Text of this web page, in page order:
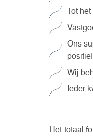
Tot
Ons
Wij
Ieder
Het totaal